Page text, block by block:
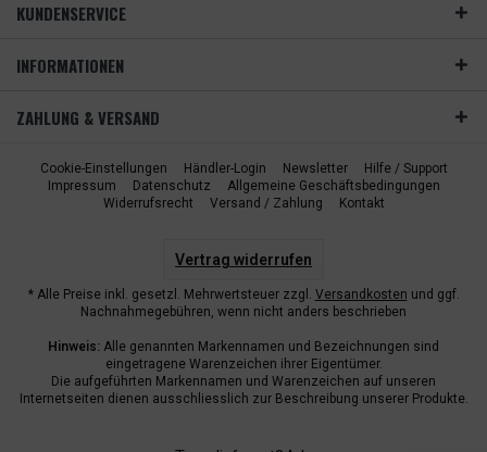
KUNDENSERVICE
INFORMATIONEN
ZAHLUNG & VERSAND
Cookie-Einstellungen Händler-Login Newsletter
Hilfe / Support
Impressum
Datenschutz
Allgemeine Geschäftsbedingungen
Widerrufsrecht
Versand / Zahlung Kontakt
Vertrag widerrufen
* Alle Preise inkl. gesetzl. Mehrwertsteuer zzgl. Versandkosten und ggf.
Nachnahmegebühren, wenn nicht anders beschrieben
Hinweis: Alle genannten Markennamen und Bezeichnungen sind
eingetragene Warenzeichen ihrer Eigentümer.
Die aufgeführten Markennamen und Warenzeichen auf unseren
Internetseiten dienen ausschliesslich zur Beschreibung unserer Produkte.